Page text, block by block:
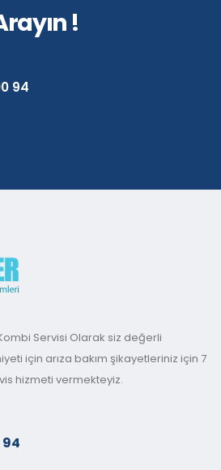
!
94
Kombi Servisi Olarak siz değerli
için arıza bakım şikayetleriniz için 7
hizmeti vermekteyiz.